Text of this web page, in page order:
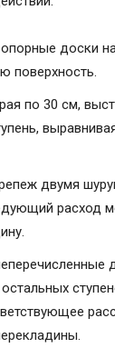
доски
поверхность.
по 30 см,
двумя
расход